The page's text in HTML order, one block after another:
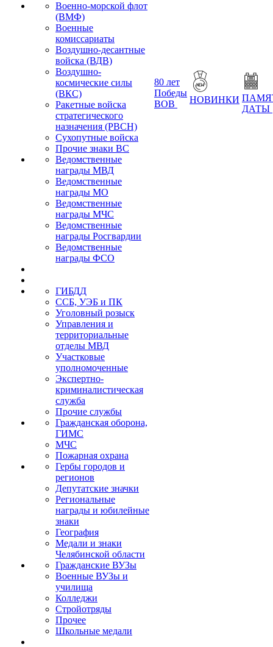
Военно-морской флот
(ВМФ)
Военные
комиссариаты
Воздушно-десантные
войска (ВДВ)
Воздушно-
космические силы
(ВКС)
Ракетные войска
стратегического
назначения (РВСН)
Сухопутные войска
Прочие знаки ВС
Ведомственные
награды МВД
Ведомственные
награды МО
Ведомственные
награды МЧС
Ведомственные
награды Росгвардии
Ведомственные
награды ФСО
ГИБДД
ССБ, УЭБ и ПК
Уголовный розыск
Управления и
территориальные
отделы МВД
Участковые
уполномоченные
Экспертно-
криминалистическая
служба
Прочие службы
Гражданская оборона,
ГИМС
МЧС
Пожарная охрана
Гербы городов и
регионов
Депутатские значки
Региональные
награды и юбилейные
знаки
География
Медали и знаки
Челябинской области
Гражданские ВУЗы
Военные ВУЗы и
училища
Колледжи
Стройотряды
Прочее
Школьные медали
80 лет
Победы
ВОВ
НОВИНКИ
ДАТЫ